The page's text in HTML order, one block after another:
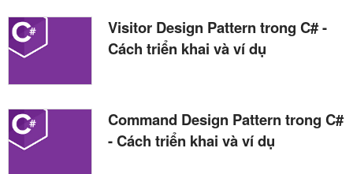
Visitor Design Pattern trong C# -
Cách triển khai và ví dụ
Command Design Pattern trong C#
- Cách triển khai và ví dụ